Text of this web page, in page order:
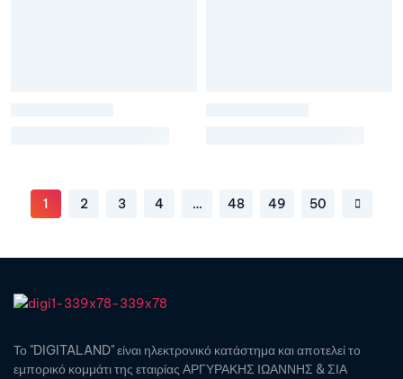
1 2 3 4 … 48 49 50
Το "DIGITALAND" είναι ηλεκτρονικό κατάστημα και αποτελεί το
εμπορικό κομμάτι της εταιρίας ΑΡΓΥΡΑΚΗΣ ΙΩΑΝΝΗΣ & ΣΙΑ